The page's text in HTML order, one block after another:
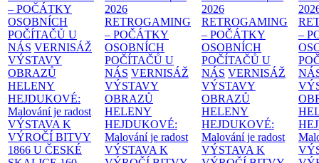
– POČÁTKY
OSOBNÍCH
POČÍTAČŮ U
NÁS VERNISÁŽ
VÝSTAVY
OBRAZŮ
HELENY
HEJDUKOVÉ:
Malování je radost
VÝSTAVA K
VÝROČÍ BITVY
1866 U ČESKÉ
2026
RETROGAMING
– POČÁTKY
OSOBNÍCH
POČÍTAČŮ U
NÁS VERNISÁŽ
VÝSTAVY
OBRAZŮ
HELENY
HEJDUKOVÉ:
Malování je radost
VÝSTAVA K
2026
RETROGAMING
– POČÁTKY
OSOBNÍCH
POČÍTAČŮ U
NÁS VERNISÁŽ
VÝSTAVY
OBRAZŮ
HELENY
HEJDUKOVÉ:
Malování je radost
VÝSTAVA K
–